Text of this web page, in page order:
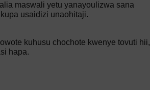
maswali yetu yanayoulizwa sana
usaidizi unaohitaji.
kuhusu chochote kwenye tovuti hii,
hapa.